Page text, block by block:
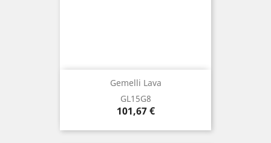
Gemelli Lava
GL15G8
Prezzo
101,67 €